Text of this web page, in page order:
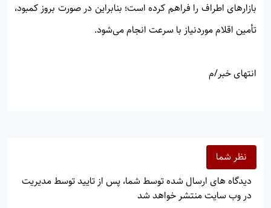
بازارهای اطراف را فراهم کرده است؛ بنابراین در صورت بروز کمبود،
تأمین اقلام موردنیاز با سرعت انجام می‌شود.
انتهای خبر/م
نظر شما
دیدگاه های ارسال شده توسط شما، پس از تایید توسط مدیریت
در وب سایت منتشر خواهد شد